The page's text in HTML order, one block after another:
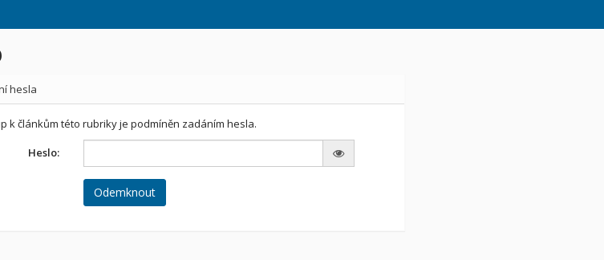
hesla
k článkům této rubriky je podmíněn zadáním hesla.
Heslo: